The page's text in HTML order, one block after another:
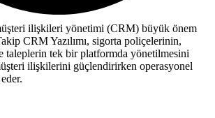
ilişkileri yönetimi (CRM) büyük önem
CRM Yazılımı, sigorta poliçelerinin,
taleplerin tek bir platformda yönetilmesini
ilişkilerini güçlendirirken operasyonel